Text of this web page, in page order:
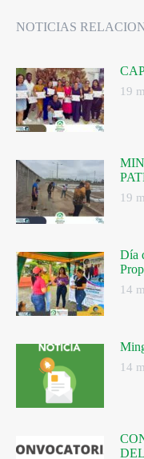
NOTICIAS
19
19
Día
14
14